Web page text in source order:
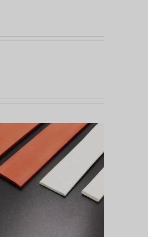
Drei Tipps zur
Erkennung
gefälschter
Silikonprodukte